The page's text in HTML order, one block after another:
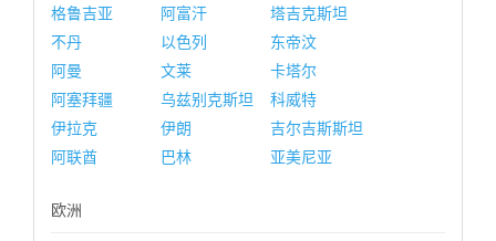
格鲁吉亚
阿富汗
塔吉克斯坦
不丹
以色列
东帝汶
阿曼
文莱
卡塔尔
阿塞拜疆
乌兹别克斯坦
科威特
伊拉克
伊朗
吉尔吉斯斯坦
阿联酋
巴林 亚美尼亚
欧洲